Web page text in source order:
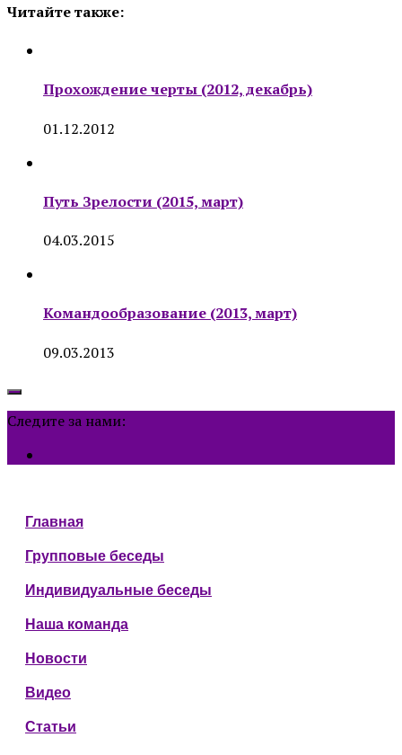
Читайте также:
Прохождение черты (2012, декабрь)
01.12.2012
Путь Зрелости (2015, март)
04.03.2015
Командообразование (2013, март)
09.03.2013
Следите за нами:
Главная
Групповые беседы
Индивидуальные беседы
Наша команда
Новости
Видео
Статьи